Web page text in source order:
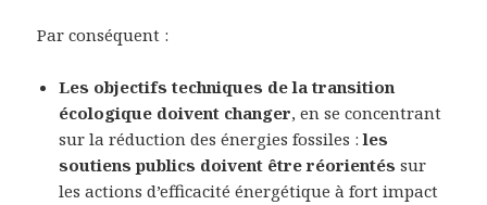
Par conséquent :
Les objectifs techniques de la transition
écologique doivent changer, en se concentrant
sur la réduction des énergies fossiles :les
soutiens publics doivent être réorientéssur
les actions d’efficacité énergétique à fort impact